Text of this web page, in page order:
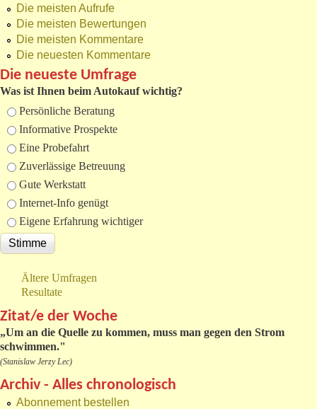
Die meisten Aufrufe
Die meisten Bewertungen
Die meisten Kommentare
Die neuesten Kommentare
Die neueste Umfrage
Was ist Ihnen beim Autokauf wichtig?
Auswahlmöglichkeiten
Persönliche Beratung
Informative Prospekte
Eine Probefahrt
Zuverlässige Betreuung
Gute Werkstatt
Internet-Info genügt
Eigene Erfahrung wichtiger
Ältere Umfragen
Resultate
Zitat/e der Woche
„Um an die Quelle zu kommen, muss man gegen den Strom
schwimmen."
(Stanislaw Jerzy Lec)
Archiv - Alles chronologisch
Abonnement bestellen